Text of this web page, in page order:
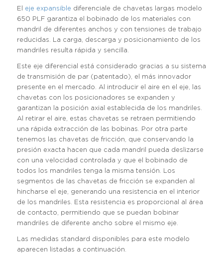
El eje expansible diferenciale de chavetas largas modelo
650 PLF garantiza el bobinado de los materiales con
mandril de diferentes anchos y con tensiones de trabajo
reducidas. La carga, descarga y posicionamiento de los
mandriles resulta rápida y sencilla.
Este eje diferencial está considerado gracias a su sistema
de transmisión de par (patentado), el más innovador
presente en el mercado. Al introducir el aire en el eje, las
chavetas con los posicionadores se expanden y
garantizan la posición axial establecida de los mandriles.
Al retirar el aire, estas chavetas se retraen permitiendo
una rápida extracción de las bobinas. Por otra parte
tenemos las chavetas de fricción, que conservando la
presión exacta hacen que cada mandril pueda deslizarse
con una velocidad controlada y que el bobinado de
todos los mandriles tenga la misma tensión. Los
segmentos de las chavetas de fricción se expanden al
hincharse el eje, generando una resistencia en el interior
de los mandriles. Esta resistencia es proporcional al área
de contacto, permitiendo que se puedan bobinar
mandriles de diferente ancho sobre el mismo eje.
Las medidas standard disponibles para este modelo
aparecen listadas a continuación.